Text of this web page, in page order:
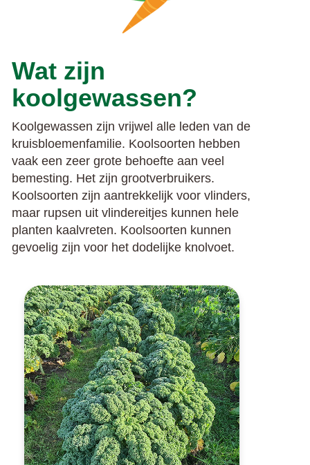
Wat zijn
koolgewassen?
Koolgewassen zijn vrijwel alle leden van de
kruisbloemenfamilie. Koolsoorten hebben
vaak een zeer grote behoefte aan veel
bemesting. Het zijn grootverbruikers.
Koolsoorten zijn aantrekkelijk voor vlinders,
maar rupsen uit vlindereitjes kunnen hele
planten kaalvreten. Koolsoorten kunnen
gevoelig zijn voor het dodelijke knolvoet.